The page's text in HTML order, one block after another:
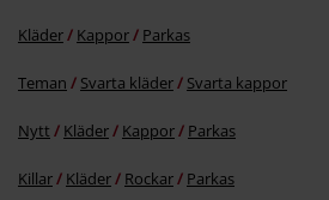
Kläder Kappor Parkas
Teman Svarta kläder Svarta kappor
Nytt Kläder Kappor Parkas
Killar Kläder Rockar Parkas